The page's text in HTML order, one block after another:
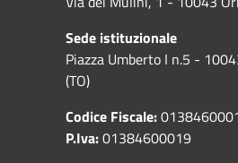
Sede istituzionale
Piazza Umberto I n.5 -
(TO)
Codice Fiscale:
P.Iva:01384600019